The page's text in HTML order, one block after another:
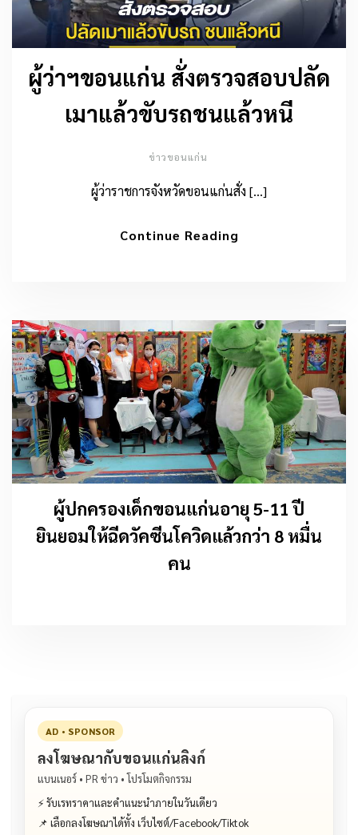
ผู้ว่าฯขอนแก่น สั่งตรวจสอบปลัด
เมาแล้วขับรถชนแล้วหนี
ข่าวขอนแก่น
ผู้ว่าราชการจังหวัดขอนแก่นสั่ง […]
Continue Reading
ผู้ปกครองเด็กขอนแก่นอายุ 5-11 ปี
ยินยอมให้ฉีดวัคซีนโควิดแล้วกว่า 8 หมื่น
คน
AD • SPONSOR
ลงโฆษณากับขอนแก่นลิงก์
แบนเนอร์ • PR ข่าว • โปรโมตกิจกรรม
⚡ รับเรทราคาและคำแนะนำภายในวันเดียว
📌 เลือกลงโฆษณาได้ทั้ง เว็บไซต์/Facebook/Tiktok